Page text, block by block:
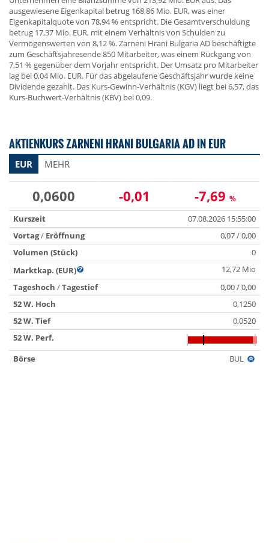
ausgewiesene Eigenkapital betrug 168,86 Mio. EUR, was einer
Eigenkapitalquote von 78,94 % entspricht. Die Gesamtverschuldung
betrug 17,37 Mio. EUR, mit einem Verhältnis von Schulden zu
Vermögenswerten von 8,12 %. Zarneni Hrani Bulgaria AD beschäftigte
zum Geschäftsjahresende 850 Mitarbeiter, was einem Rückgang von
7,51 % gegenüber dem Vorjahr entspricht. Der Umsatz pro Mitarbeiter
lag bei 0,04 Mio. EUR. Für das abgelaufene Geschäftsjahr wurde keine
Dividende gezahlt. Das Kurs-Gewinn-Verhältnis (KGV) liegt bei 6,57, das
Kurs-Buchwert-Verhältnis (KBV) bei 0,09.
AKTIENKURS ZARNENI HRANI BULGARIA AD IN EUR
EUR MEHR
0,0600 -0,01 -7,69 %
Kurszeit
07.08.2026 15:55:00
Vortag/ Eröffnung
0,07 / 0,00
Volumen (Stück)
0
Marktkap. (EUR)
12,72 Mio
Tageshoch /Tagestief
0,00 / 0,00
52 W. Hoch
0,1250
52 W. Tief
0,0520
52 W. Perf.
Börse
BUL